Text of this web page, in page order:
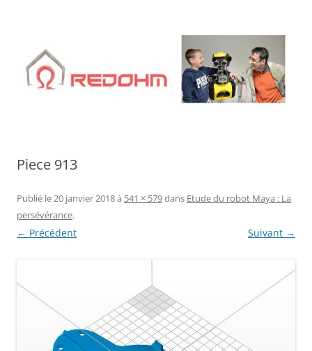
Piece 913
Publié le 20 janvier 2018à 541 × 579dans Etude du robot Maya : La
persévérance.
← Précédent Suivant →